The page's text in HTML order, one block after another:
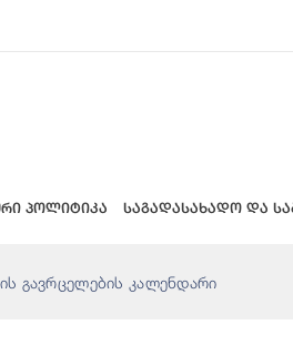
პოლიტიკა საგადასახადო და
გავრცელების კალენდარი